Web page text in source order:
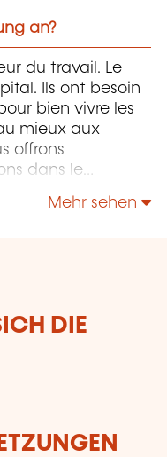
an?
du travail. Le
Ils ont besoin
bien vivre les
mieux aux
offrons
dans le
Mehr sehen
DIE